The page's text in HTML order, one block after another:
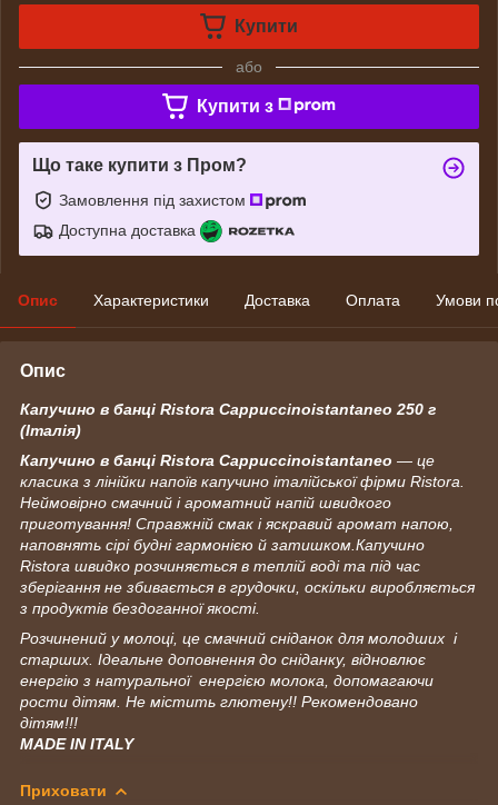
Купити
або
Купити з
Що таке купити з Пром?
Замовлення під захистом
Доступна доставка
Опис Характеристики Доставка Оплата Умови
Опис
Капучино в банці Ristora Cappuccinoistantaneo 250 г
(Італія)
Капучино в банці Ristora Cappuccinoistantaneo — це
класика з лінійки напоїв капучино італійської фірми Ristora.
Неймовірно смачний і ароматний напій швидкого
приготування! Справжній смак і яскравий аромат напою,
наповнять сірі будні гармонією й затишком.Капучино
Ristora швидко розчиняється в теплій воді та під час
зберігання не збивається в грудочки, оскільки виробляється
з продуктів бездоганної якості.
Розчинений у молоці, це смачний сніданок для молодших і
старших. Ідеальне доповнення до сніданку, відновлює
енергію з натуральної енергією молока, допомагаючи
рости дітям. Не містить глютену!! Рекомендовано
дітям!!!
MADE IN ITALY
Приховати